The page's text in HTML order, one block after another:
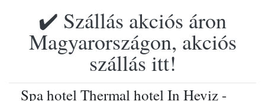
✔️ Szállás akciós áron
Magyarországon, akciós
szállás itt!
Spa hotel Thermal hotel In Heviz -